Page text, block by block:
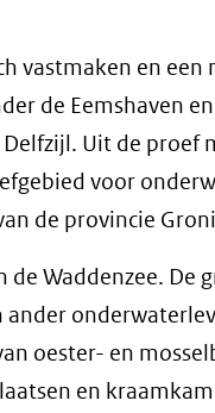
vastmaken en
de Eemshaven
Uit de proef
voor
de provincie
Waddenzee. De
ander
oester- en
en